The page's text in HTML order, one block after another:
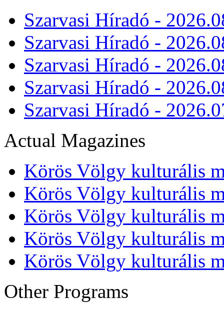
Szarvasi Híradó -
Szarvasi Híradó -
Szarvasi Híradó -
Szarvasi Híradó -
Szarvasi Híradó -
Actual Magazines
Körös Völgy kulturális
Körös Völgy kulturális
Körös Völgy kulturális
Körös Völgy kulturális
Körös Völgy kulturális
Other Programs